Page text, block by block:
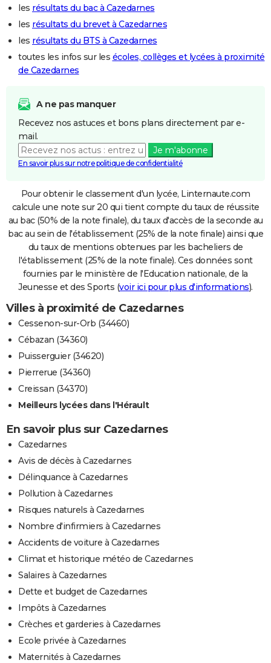
les résultats du bac à Cazedarnes
les résultats du brevet à Cazedarnes
les résultats du BTS à Cazedarnes
toutes les infos sur les écoles, collèges et lycées à proximité
de Cazedarnes
A ne pas manquer
Recevez nos astuces et bons plans directement par e-
mail.
Je m'abonne
En savoir plus sur notre politique de confidentialité
Pour obtenir le classement d'un lycée, Linternaute.com
calcule une note sur 20 qui tient compte du taux de réussite
au bac (50% de la note finale), du taux d'accès de la seconde au
bac au sein de l'établissement (25% de la note finale) ainsi que
du taux de mentions obtenues par les bacheliers de
l'établissement (25% de la note finale). Ces données sont
fournies par le ministère de l'Education nationale, de la
Jeunesse et des Sports (voir ici pour plus d'informations).
Villes à proximité de Cazedarnes
Cessenon-sur-Orb (34460)
Cébazan (34360)
Puisserguier (34620)
Pierrerue (34360)
Creissan (34370)
Meilleurs lycées dans l'Hérault
En savoir plus sur Cazedarnes
Cazedarnes
Avis de décès à Cazedarnes
Délinquance à Cazedarnes
Pollution à Cazedarnes
Risques naturels à Cazedarnes
Nombre d'infirmiers à Cazedarnes
Accidents de voiture à Cazedarnes
Climat et historique météo de Cazedarnes
Salaires à Cazedarnes
Dette et budget de Cazedarnes
Impôts à Cazedarnes
Crèches et garderies à Cazedarnes
Ecole privée à Cazedarnes
Maternités à Cazedarnes